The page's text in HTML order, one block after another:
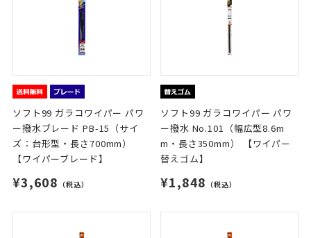
ソフト99 ガラコワイパー パワ
ー撥水ブレード PB-15（サイ
ズ：台形型・長さ700mm）
【ワイパーブレード】
¥3,608 （税込）
ソフト99 ガラコワイパー パワ
ー撥水 No.101（幅広型8.6m
m・長さ350mm） 【ワイパー
替えゴム】
¥1,848 （税込）